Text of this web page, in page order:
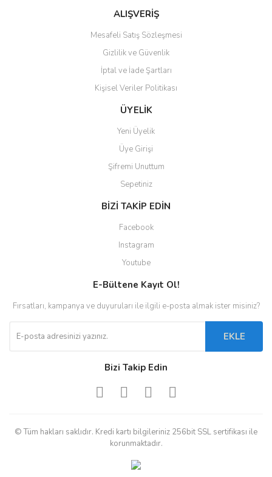
Ürün fiyatı diğer sitelerden daha pahalı.
Gönder
ALIŞVERİŞ
Mesafeli Satış Sözleşmesi
Gizlilik ve Güvenlik
İptal ve İade Şartları
Kişisel Veriler Politikası
ÜYELİK
Yeni Üyelik
Üye Girişi
Şifremi Unuttum
Sepetiniz
BİZİ TAKİP EDİN
Facebook
Instagram
Youtube
E-Bültene Kayıt Ol!
Fırsatları, kampanya ve duyuruları ile ilgili e-posta almak ister misiniz?
EKLE
Bizi Takip Edin
© Tüm hakları saklıdır. Kredi kartı bilgileriniz 256bit SSL sertifikası ile
korunmaktadır.